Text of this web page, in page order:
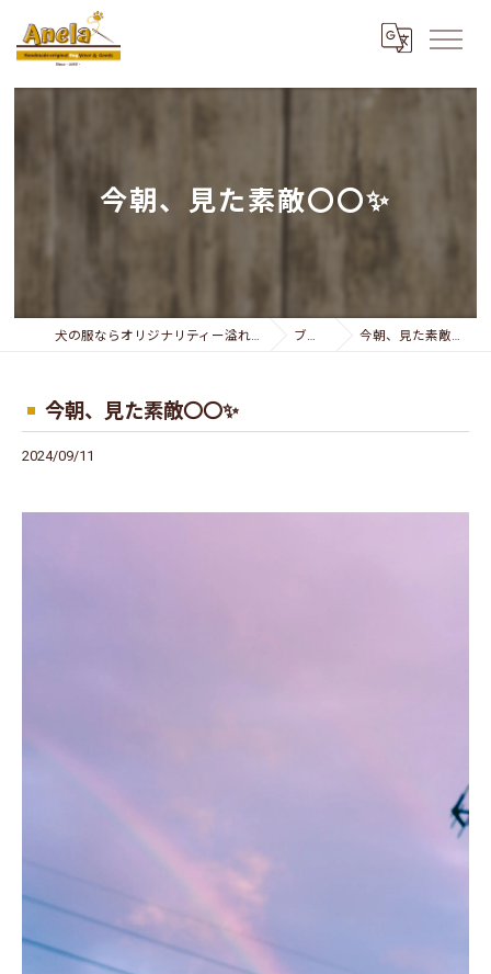
今朝、見た素敵〇〇✨
犬の服ならオリジナリティー溢れるAnela ブログ 今朝、見た素敵〇〇✨
今朝、見た素敵〇〇✨
2024/09/11